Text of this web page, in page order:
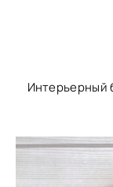
Интерьерный